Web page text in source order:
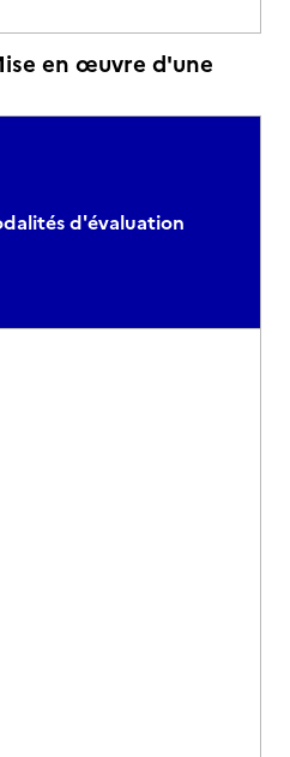
en œuvre d'une
d'évaluation